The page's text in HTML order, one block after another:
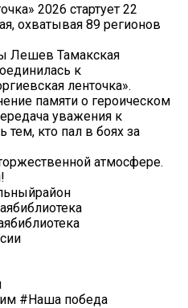
2026 стартует 22
охватывая 89 регионов
Лешев Тамакская
к
ленточка».
памяти о героическом
уважения к
тем, кто пал в боях за
атмосфере.
#Наша победа